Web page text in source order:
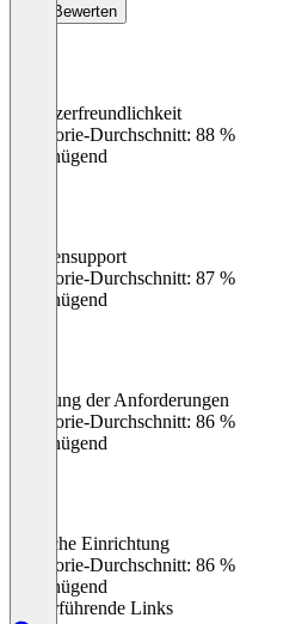
Bewerten
Benutzerfreundlichkeit
Kategorie-Durchschnitt: 88 %
Ungenügend
Kundensupport
Kategorie-Durchschnitt: 87 %
Ungenügend
Erfüllung der Anforderungen
Kategorie-Durchschnitt: 86 %
Ungenügend
Einfache Einrichtung
Kategorie-Durchschnitt: 86 %
Ungenügend
Weiterführende Links